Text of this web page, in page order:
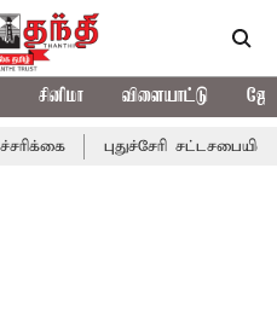
சினிமா விளையாட்டு
புதுச்சேரி சட்டசபையில் வரும்